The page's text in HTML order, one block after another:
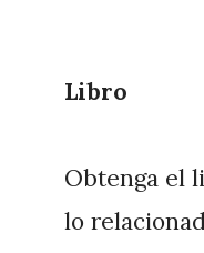
Libro
Obtenga el
lo